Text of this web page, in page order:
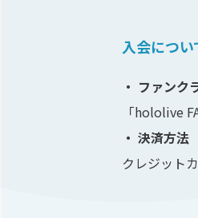
入会につい
・ ファン
「hololive
・ 決済方法
クレジット